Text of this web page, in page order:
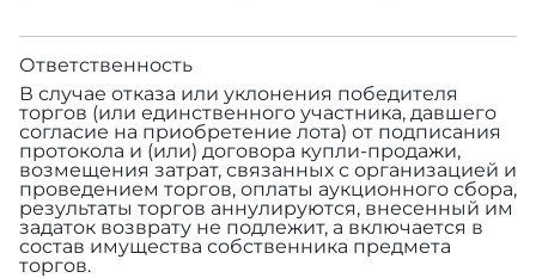
Ответственность
В случае отказа или уклонения победителя
торгов (или единственного участника, давшего
согласие на приобретение лота) от подписания
протокола и (или) договора купли-продажи,
возмещения затрат, связанных с организацией и
проведением торгов, оплаты аукционного сбора,
результаты торгов аннулируются, внесенный им
задаток возврату не подлежит, а включается в
состав имущества собственника предмета
торгов.